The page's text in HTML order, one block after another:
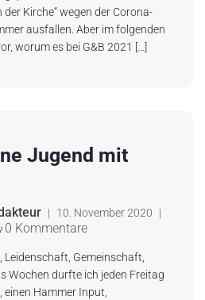
der Kirche“ wegen der Corona-
ausfallen. Aber im folgenden
worum es bei G&B 2021 […]
Jugend mit
| 10. November 2020 |
0 Kommentare
Leidenschaft, Gemeinschaft,
Wochen durfte ich jeden Freitag
einen Hammer Input,